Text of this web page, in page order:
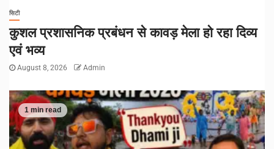
सिटी
कुशल प्रशासनिक प्रबंधन से कावड़ मेला हो रहा दिव्य
एवं भव्य
August 8, 2026 Admin
1 min read